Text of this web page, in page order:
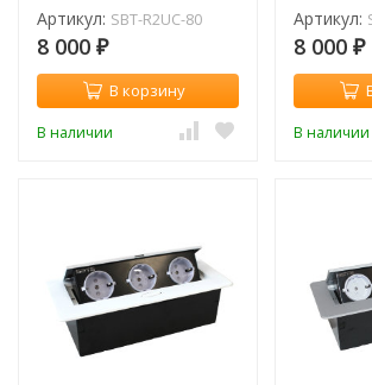
Артикул: SBT-R2UC-80
8 000 ₽
В корзину
В наличии
Артикул:
8 000 ₽
В наличии